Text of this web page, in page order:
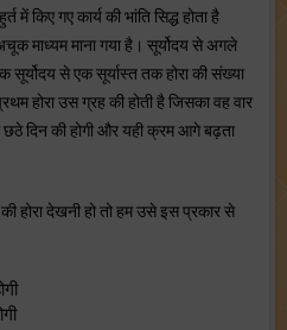
में किए गए कार्य की भांति सिद्ध होता है
अचूक माध्यम माना गया है। सूर्योदय से अगले
सूर्योदय से एक सूर्यास्त तक होरा की संख्या
होरा उस ग्रह की होती है जिसका वह वार
छठे दिन की होगी और यही क्रम आगे बढ़ता
होरा देखनी हो तो हम उसे इस प्रकार से